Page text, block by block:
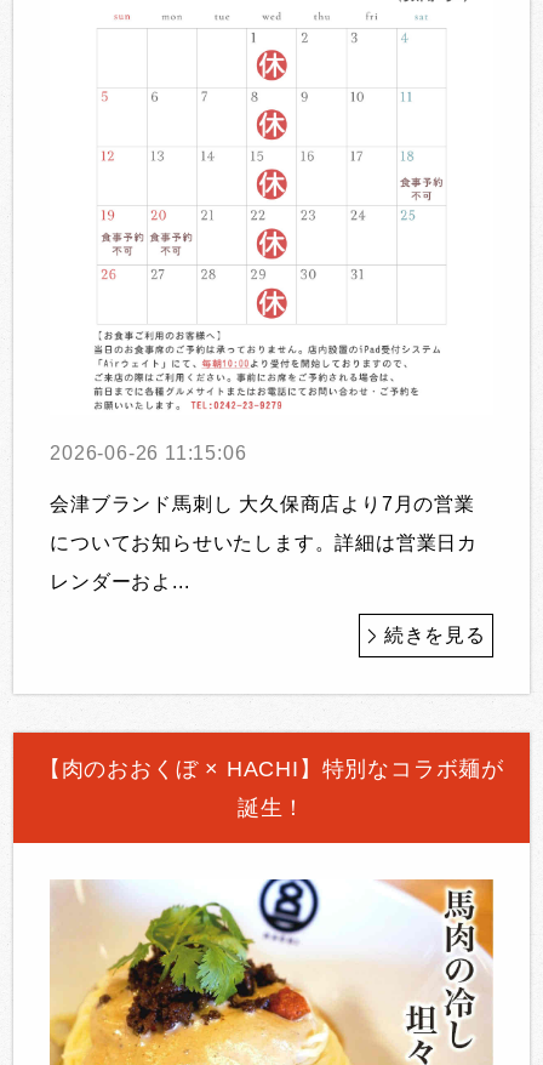
2026-06-26 11:15:06
会津ブランド馬刺し 大久保商店より7月の営業
についてお知らせいたします。詳細は営業日カ
レンダーおよ...
続きを見る
【肉のおおくぼ × HACHI】特別なコラボ麺が
誕生！